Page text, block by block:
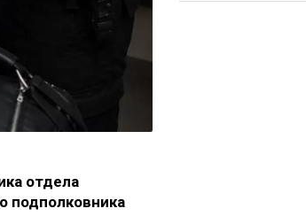
отдела
подполковника